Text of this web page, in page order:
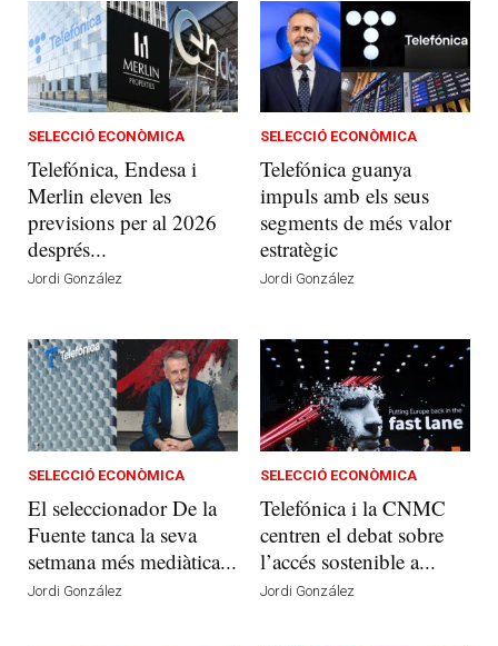
SELECCIÓ ECONÒMICA
Telefónica, Endesa i
Merlin eleven les
previsions per al 2026
després...
Jordi González
SELECCIÓ ECONÒMICA
Telefónica guanya
impuls amb els seus
segments de més valor
estratègic
Jordi González
SELECCIÓ ECONÒMICA
El seleccionador De la
Fuente tanca la seva
setmana més mediàtica...
Jordi González
SELECCIÓ ECONÒMICA
Telefónica i la CNMC
centren el debat sobre
l’accés sostenible a...
Jordi González